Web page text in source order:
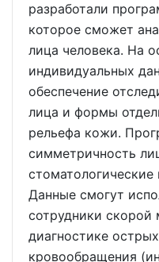
разработали
которое сможет
лица человека. На
индивидуальных
обеспечение
лица и формы
рельефа кожи.
симметричность
Данные смогут
сотрудники
диагностике
кровообращения